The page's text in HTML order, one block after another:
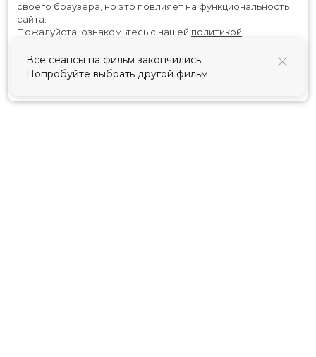
Все сеансы на фильм закончились.
Попробуйте выбрать другой фильм.
своего браузера, но это повлияет на функциональность
сайта.
Пожалуйста, ознакомьтесь с нашей политикой
Принять